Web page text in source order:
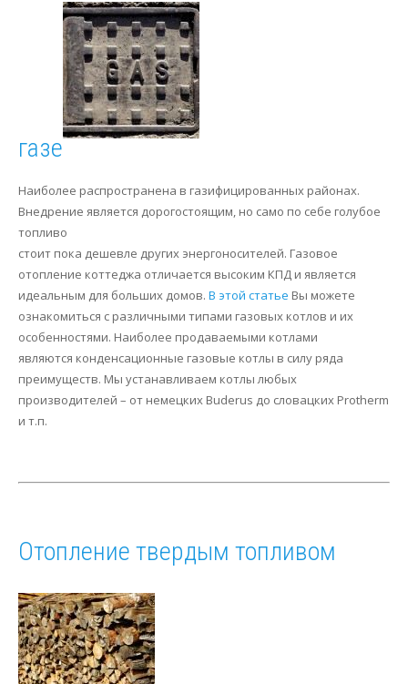
газе
Наиболее распространена в газифицированных районах.
Внедрение является дорогостоящим, но само по себе голубое
топливо
стоит пока дешевле других энергоносителей. Газовое
отопление коттеджа отличается высоким КПД и является
идеальным для больших домов. В этой статье Вы можете
ознакомиться с различными типами газовых котлов и их
особенностями. Наиболее продаваемыми котлами
являются конденсационные газовые котлы в силу ряда
преимуществ. Мы устанавливаем котлы любых
производителей – от немецких Buderus до словацких Protherm
и т.п.
Отопление твердым топливом